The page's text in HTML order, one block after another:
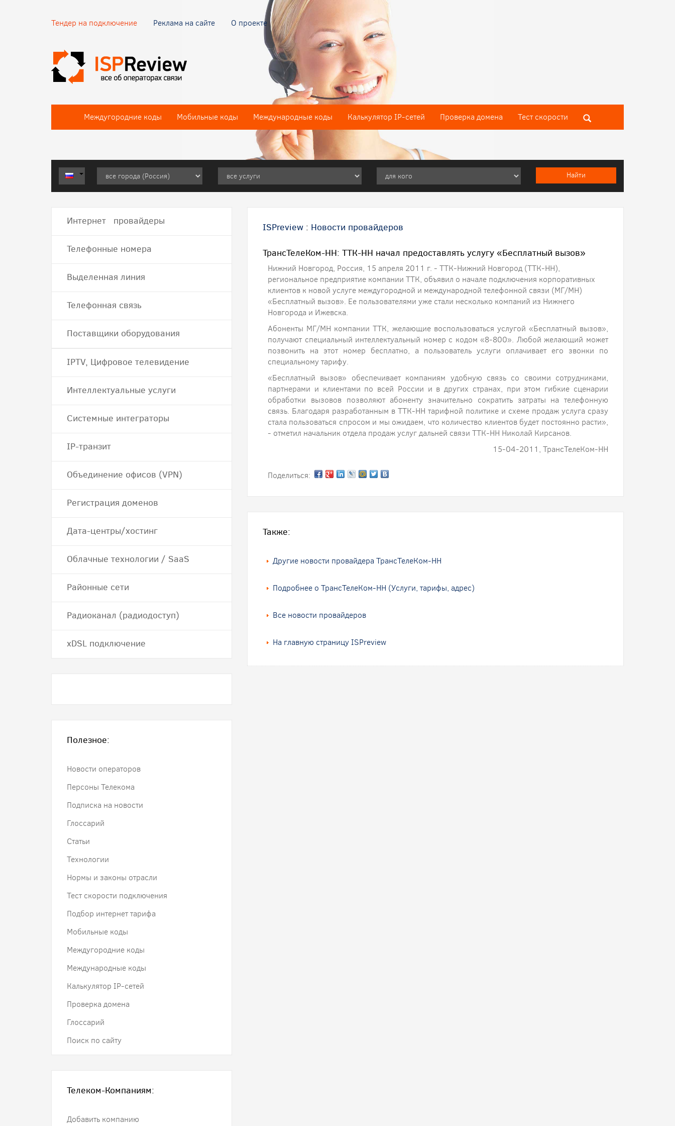
Тендер на подключение Реклама на сайте О проекте
Междугородние коды Мобильные коды Международные коды Калькулятор IP-сетей Проверка домена Тест скороcти
ISPreview : Новости провайдеров
ТрансТелеКом-НН: ТТК-НН начал предоставлять услугу «Бесплатный вызов»
Нижний Новгород, Россия, 15 апреля 2011 г. - ТТК-Нижний Новгород (ТТК-НН),
региональное предприятие компании ТТК, объявил о начале подключения корпоративных
клиентов к новой услуге междугородной и международной телефонной связи (МГ/МН)
«Бесплатный вызов». Ее пользователями уже стали несколько компаний из Нижнего
Новгорода и Ижевска.
Абоненты МГ/МН компании ТТК, желающие воспользоваться услугой «Бесплатный вызов»,
получают специальный интеллектуальный номер с кодом «8-800». Любой желающий может
позвонить на этот номер бесплатно, а пользователь услуги оплачивает его звонки по
специальному тарифу.
«Бесплатный вызов» обеспечивает компаниям удобную связь со своими сотрудниками,
партнерами и клиентами по всей России и в других странах, при этом гибкие сценарии
обработки вызовов позволяют абоненту значительно сократить затраты на телефонную
связь. Благодаря разработанным в ТТК-НН тарифной политике и схеме продаж услуга сразу
стала пользоваться спросом и мы ожидаем, что количество клиентов будет постоянно расти»,
- отметил начальник отдела продаж услуг дальней связи ТТК-НН Николай Кирсанов.
15-04-2011, ТрансТелеКом-НН
Поделиться:
Также:
Другие новости провайдера ТрансТелеКом-НН
Подробнее о ТрансТелеКом-НН (Услуги, тарифы, адрес)
Все новости провайдеров
На главную страницу ISPreview
Интернет провайдеры
Телефонные номера
Выделенная линия
Телефонная связь
Поставщики оборудования
IPTV, Цифровое телевидение
Интеллектуальные услуги
Системные интеграторы
IP-транзит
Объединение офисов (VPN)
Регистрация доменов
Дата-центры/хостинг
Облачные технологии / SaaS
Районные сети
Радиоканал (радиодоступ)
хDSL подключение
Полезное:
Новости операторов
Персоны Телекома
Подписка на новости
Глоссарий
Статьи
Технологии
Нормы и законы отрасли
Тест скорости подключения
Подбор интернет тарифа
Мобильные коды
Междугородние коды
Международные коды
Калькулятор IP-сетей
Проверка домена
Глоссарий
Поиск по сайту
Телеком-Компаниям:
Добавить компанию